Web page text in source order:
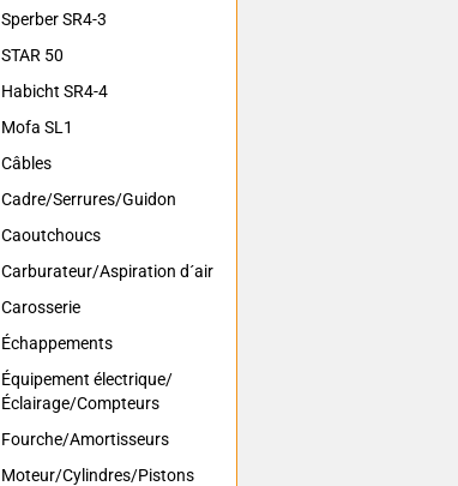
Sperber SR4-3
STAR 50
Habicht SR4-4
Mofa SL1
Câbles
Cadre/Serrures/Guidon
Caoutchoucs
Carburateur/Aspiration d´air
Carosserie
Échappements
Équipement électrique/
Éclairage/Compteurs
Fourche/Amortisseurs
Moteur/Cylindres/Pistons